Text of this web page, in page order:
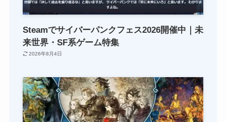
Steamでサイバーパンクフェス2026開催中｜未
来世界・SF系ゲーム特集
2026年8月4日